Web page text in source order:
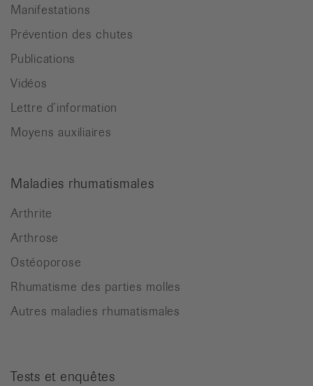
Manifestations
Prévention des chutes
Publications
Vidéos
Lettre d’information
Moyens auxiliaires
Maladies rhumatismales
Arthrite
Arthrose
Ostéoporose
Rhumatisme des parties molles
Autres maladies rhumatismales
Tests et enquêtes